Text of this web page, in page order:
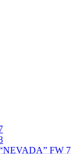
FW 7